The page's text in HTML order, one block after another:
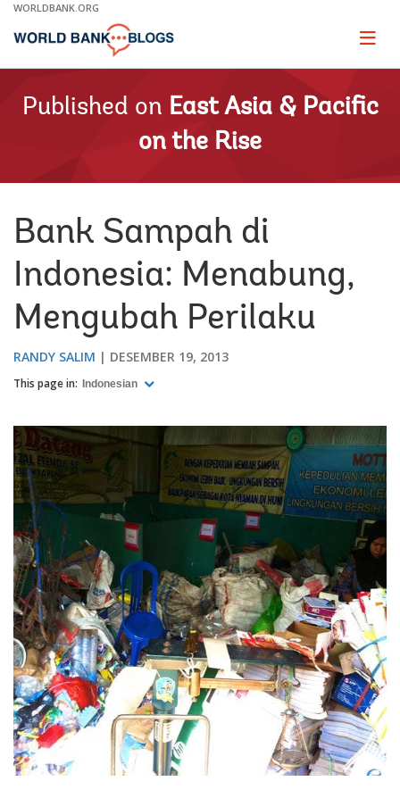
Skip
Main
WORLDBANK.ORG
Page
Published on East Asia & Pacific
on the Rise
Bank Sampah di
Indonesia: Menabung,
Mengubah Perilaku
RANDY SALIM DESEMBER 19, 2013
This page in: Indonesian